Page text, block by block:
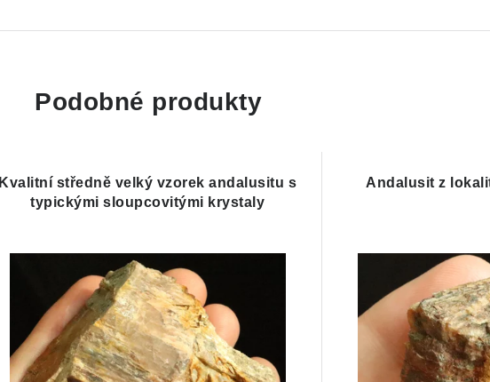
Podobné produkty
Kvalitní středně velký vzorek andalusitu s
typickými sloupcovitými krystaly
Andalusit z